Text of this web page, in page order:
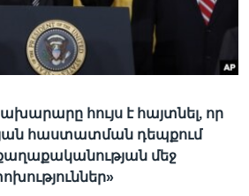
հույս է հայտնել, որ
հաստատման դեպքում
մեջ